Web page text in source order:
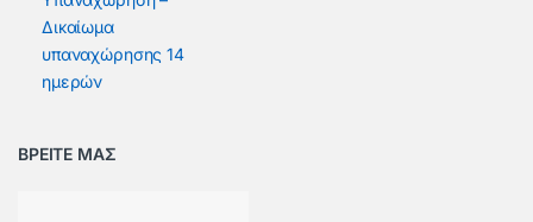
Δικαίωμα
υπαναχώρησης 14
ημερών
ΒΡΕΙΤΕ ΜΑΣ